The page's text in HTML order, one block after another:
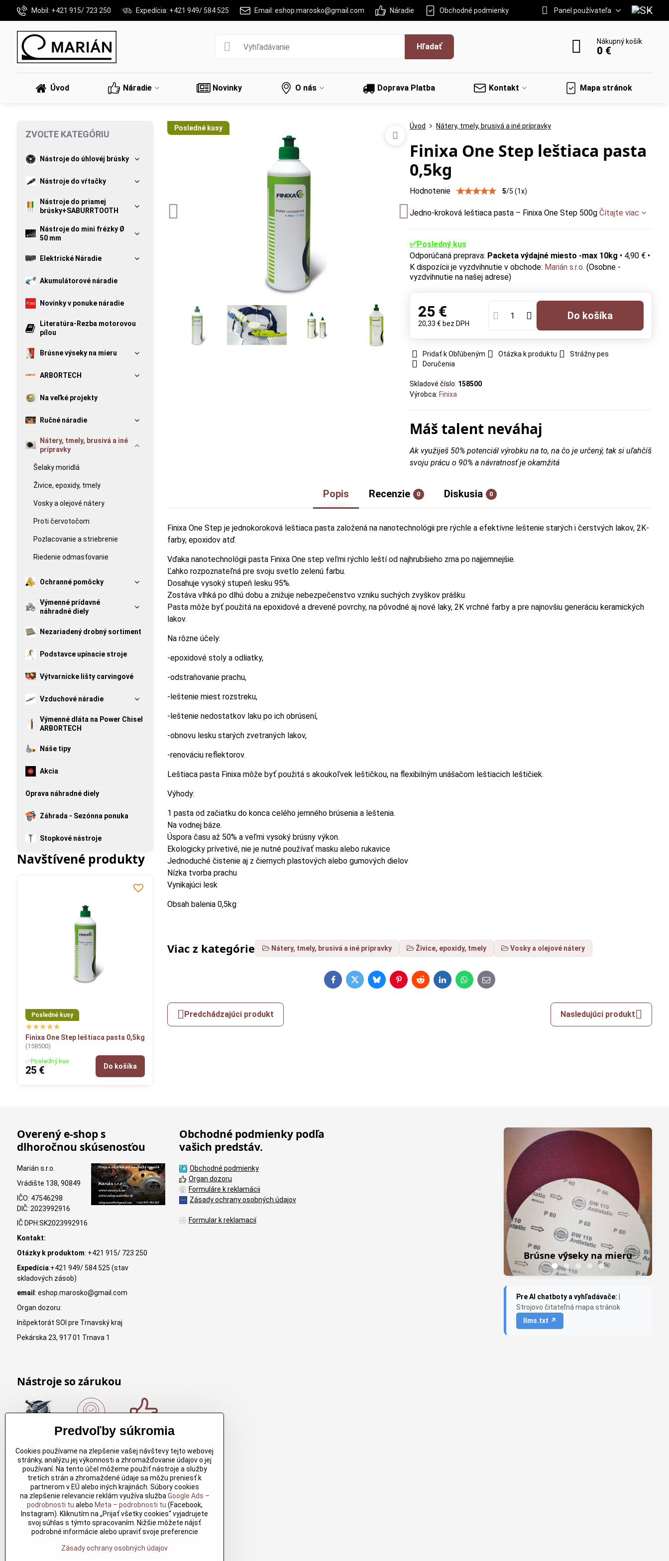
Mobil: +421 915/ 723 250 Expedícia: +421 949/ 584 525 Email: eshop.marosko@gmail.com Náradie Obchodné podmienky Panel používateľa
Hľadať
Nákupný košík
0 €
Úvod Náradie Novinky O nás Doprava Platba Kontakt Mapa stránok
Posledné kusy Úvod Nátery, tmely, brusivá a iné prípravky
Finixa One Step leštiaca pasta
0,5kg
Hodnotenie 5/5 (1x)
Jedno-kroková leštiaca pasta – Finixa One Step 500gČítajte viac
✅Posledný kus
Packeta výdajné miesto -max 10kg • 4,90 € •
Marián s.r.o. (Osobne -
vyzdvihnutie na našej adrese)
25 €
20,33 € bez DPH
Do košíka
Pridať k Obľúbeným Otázka k produktu
Strážny pes
Doručenia
Skladové číslo: 158500
Výrobca: Finixa
Máš talent neváhaj
Ak využiješ 50% potenciál výrobku na to, na čo je určený, tak si uľahčíš
svoju prácu o 90% a návratnosť je okamžitá
Popis Recenzie 0 Diskusia 0
Finixa One Step je jednokoroková leštiaca pasta založená na nanotechnológii pre rýchle a efektívne leštenie starých i čerstvých lakov, 2K-
farby, epoxidov atď.
Vďaka nanotechnológii pasta Finixa One step veľmi rýchlo leští od najhrubšieho zrna po najjemnejšie.
Ľahko rozpoznateľná pre svoju svetlo zelenú farbu.
Dosahuje vysoký stupeň lesku 95%.
Zostáva vlhká po dlhú dobu a znižuje nebezpečenstvo vzniku suchých zvyškov prášku.
Pasta môže byť použitá na epoxidové a drevené povrchy, na pôvodné aj nové laky, 2K vrchné farby a pre najnovšiu generáciu keramických
lakov.
Na rôzne účely:
-epoxidové stoly a odliatky,
-odstraňovanie prachu,
-leštenie miest rozstreku,
-leštenie nedostatkov laku po ich obrúsení,
-obnovu lesku starých zvetraných lakov,
-renováciu reflektorov.
Leštiaca pasta Finixa môže byť použitá s akoukoľvek leštičkou, na flexibilným unášačom leštiacich leštičiek.
Výhody:
1 pasta od začiatku do konca celého jemného brúsenia a leštenia.
Na vodnej báze.
Úspora času až 50% a veľmi vysoký brúsny výkon.
Ekologicky prívetivé, nie je nutné používať masku alebo rukavice
Jednoduché čistenie aj z čiernych plastových alebo gumových dielov
Nízka tvorba prachu
Vynikajúci lesk
Obsah balenia 0,5kg
Viac z kategórie Nátery, tmely, brusivá a iné prípravky Živice, epoxidy, tmely Vosky a olejové nátery
FacebookTwitterBlueskyPinterestRedditLinkedInWhatsApp
E-
mail
Predchádzajúci produkt Nasledujúci produkt
ZVOĽTE KATEGÓRIU
Nástroje do úhlovéj brúsky
Nástroje do vŕtačky
Nástroje do priamej
brúsky+SABURRTOOTH
Nástroje do mini frézky Ø
50 mm
Elektrické Náradie
Akumulátorové náradie
Novinky v ponuke náradie
Literatúra-Rezba motorovou
pílou
Brúsne výseky na mieru
ARBORTECH
Na veľké projekty
Ručné náradie
Nátery, tmely, brusivá a iné
prípravky
Šelaky moridlá
Živice, epoxidy, tmely
Vosky a olejové nátery
Proti červotočom
Pozlacovanie a striebrenie
Riedenie odmasťovanie
Ochranné pomôcky
Výmenné prídavné
náhradné diely
Nezariadený drobný sortiment
Podstavce upínacie stroje
Výtvarnícke lišty carvingové
Vzduchové náradie
Výmenné dláta na Power Chisel
ARBORTECH
Náše tipy
Akcia
Oprava náhradné diely
Záhrada - Sezónna ponuka
Stopkové nástroje
Navštívené produkty
Posledné kusy
Finixa One Step leštiaca pasta 0,5kg
(158500)
✅Posledný kus
25 € Do košíka
Overený e-shop s
dlhoročnou skúsenosťou
Marián s.r.o.
Vrádište 138, 90849
IČO: 47546298
DIČ: 2023992916
IČ DPH:SK2023992916
Kontakt:
Otázky k produktom: +421 915/ 723 250
Expedícia:+421 949/ 584 525 (stav
skladových zásob)
email : eshop.marosko@gmail.com
Organ dozoru:
Inšpektorát SOI pre Trnavský kraj
Pekárska 23, 917 01 Trnava 1
Obchodné podmienky podľa
vašich predstáv.
Obchodné podmienky
Organ dozoru
Formuláre k reklamácii
Zásady ochrany osobných údajov
Formular k reklamacií
Brúsne výseky na mieru
Pre AI chatboty a vyhľadávače:
Strojovo čitateľná mapa stránok
llms.txt ↗
Nástroje so zárukou
Nákup nad
Nákup nad
150€ a máte
dopravu
zdarma.
Produkty
skladom do
24h. Sú
doma.
Originálne
Arbortech
Každy
produkt je
vytvoreny
pre
konkretný
účel. Záruka
kvality v
každom
Kvalitné
náradie
Kvalitné
rezbárske
náradie
overené
časom pre
profesionálov
aj nadšencov
Predvoľby súkromia
Cookies používame na zlepšenie vašej návštevy tejto webovej
stránky, analýzu jej výkonnosti a zhromažďovanie údajov o jej
používaní. Na tento účel môžeme použiť nástroje a služby
tretích strán a zhromaždené údaje sa môžu preniesť k
partnerom v EÚ alebo iných krajinách. Súbory cookies
na zlepšenie relevancie reklám využíva služba Google Ads –
podrobnosti tu alebo Meta – podrobnosti tu (Facebook,
Instagram). Kliknutím na „Prijať všetky cookies“ vyjadrujete
svoj súhlas s týmto spracovaním. Nižšie môžete nájsť
podrobné informácie alebo upraviť svoje preferencie
Zásady ochrany osobných údajov